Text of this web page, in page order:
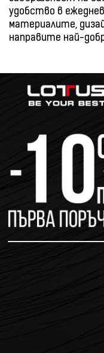
удобство в
материалите,
направите най-